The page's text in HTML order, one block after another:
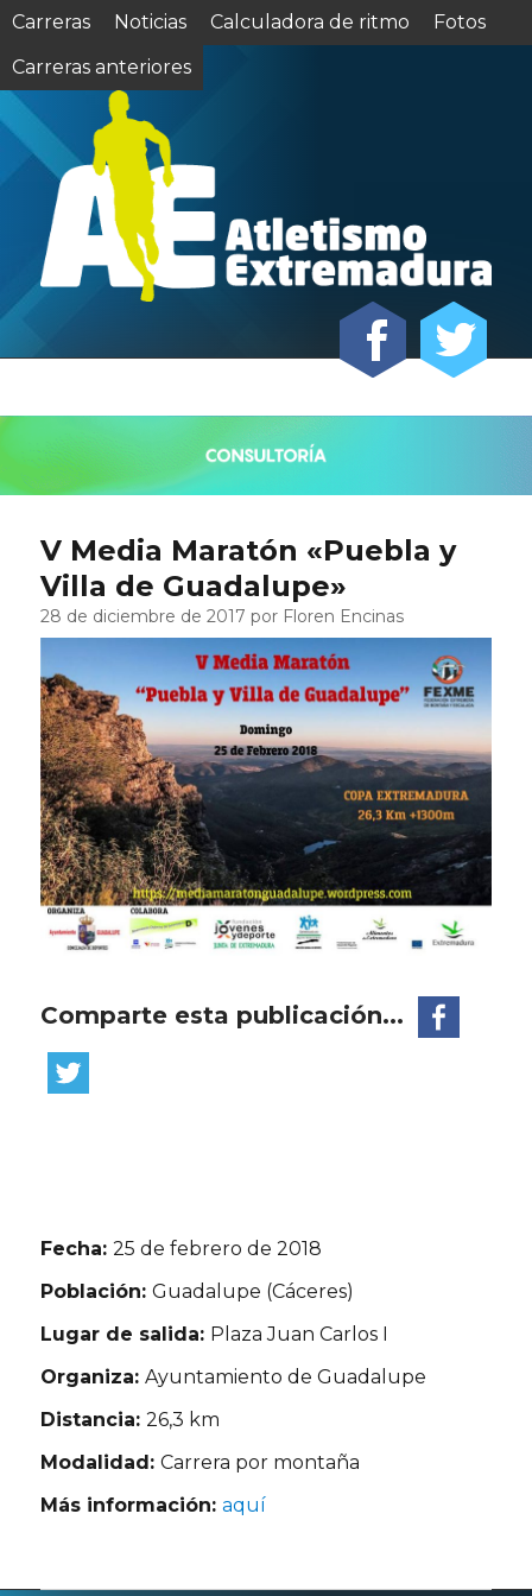
Carreras Noticias Calculadora de ritmo
Fotos
Carreras anteriores
V Media Maratón «Puebla y
Villa de Guadalupe»
28 de diciembre de 2017 por Floren Encinas
Comparte esta publicación...
Fecha:25 de febrero de 2018
Población:Guadalupe (Cáceres)
Lugar de salida: Plaza Juan Carlos I
Organiza:Ayuntamiento de Guadalupe
Distancia:26,3 km
Modalidad:Carrera por montaña
Más información:aquí